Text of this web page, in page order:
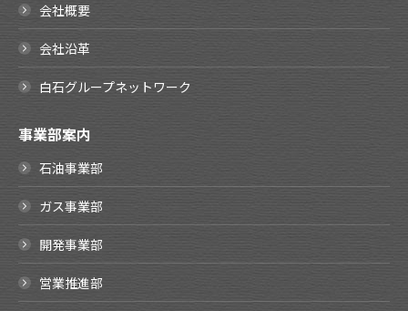
会社概要
会社沿革
白石グループネットワーク
事業部案内
石油事業部
ガス事業部
開発事業部
営業推進部